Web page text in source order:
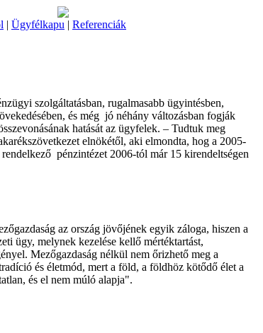
| Ügyfélkapu | Referenciák
szolgáltatásban, rugalmasabb ügyintésben,
és még jó néhány változásban fogják
hatását az ügyfelek. – Tudtuk meg
elnökétől, aki elmondta, hog a 2005-
pénzintézet 2006-tól már 15 kirendeltségen
az ország jövőjének egyik záloga, hiszen a
ügy, melynek kezelése kellő mértéktartást,
Mezőgazdaság nélkül nem őrizhető meg a
és életmód, mert a föld, a földhöz kötődő élet a
és el nem múló alapja".